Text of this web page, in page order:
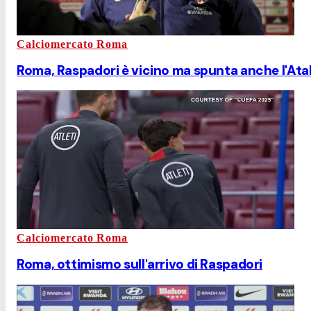
Calciomercato Roma
Roma, Raspadori è vicino ma spunta anche
Calciomercato Roma
Roma, ottimismo sull'arrivo di Raspadori